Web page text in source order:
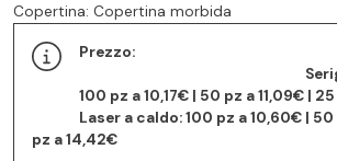
Copertina: Copertina morbida
Prezzo: ⠀⠀⠀⠀⠀⠀⠀⠀⠀⠀⠀⠀
⠀⠀⠀⠀⠀⠀⠀⠀⠀⠀⠀⠀ ⠀⠀⠀⠀⠀⠀⠀⠀
100 pz a 10,17€ | 50 pz a 11,09€ |
⠀⠀⠀⠀ Laser a caldo: 100 pz a 10,60€ | 50
pz a 14,42€